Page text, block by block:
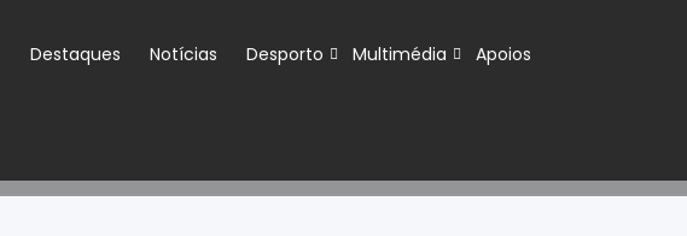
Destaques Notícias Desporto Multimédia Apoios